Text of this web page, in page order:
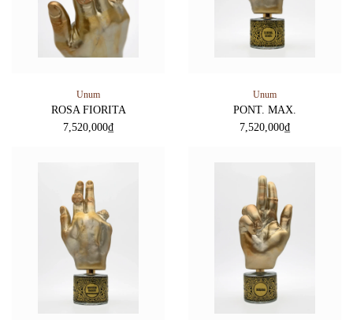
Unum
ROSA FIORITA
7,520,000₫
Unum
PONT. MAX.
7,520,000₫